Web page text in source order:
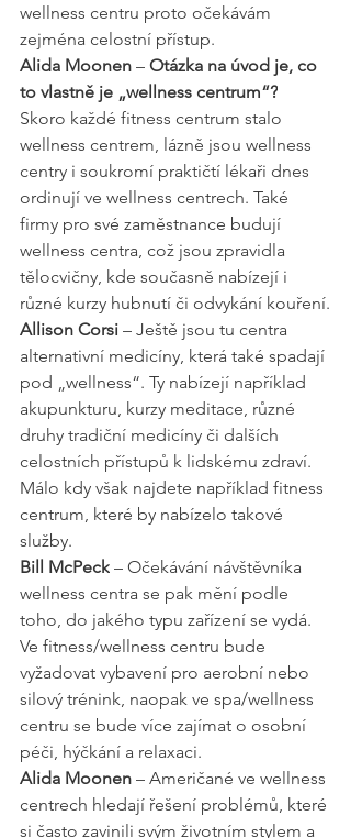
wellness centru proto očekávám
zejména celostní přístup.
Alida Moonen – Otázka na úvod je, co
to vlastně je „wellness centrum“?
Skoro každé fitness centrum stalo
wellness centrem, lázně jsou wellness
centry i soukromí praktičtí lékaři dnes
ordinují ve wellness centrech. Také
firmy pro své zaměstnance budují
wellness centra, což jsou zpravidla
tělocvičny, kde současně nabízejí i
různé kurzy hubnutí či odvykání kouření.
Allison Corsi – Ještě jsou tu centra
alternativní medicíny, která také spadají
pod „wellness“. Ty nabízejí například
akupunkturu, kurzy meditace, různé
druhy tradiční medicíny či dalších
celostních přístupů k lidskému zdraví.
Málo kdy však najdete například fitness
centrum, které by nabízelo takové
služby.
Bill McPeck – Očekávání návštěvníka
wellness centra se pak mění podle
toho, do jakého typu zařízení se vydá.
Ve fitness/wellness centru bude
vyžadovat vybavení pro aerobní nebo
silový trénink, naopak ve spa/wellness
centru se bude více zajímat o osobní
péči, hýčkání a relaxaci.
Alida Moonen – Američané ve wellness
centrech hledají řešení problémů, které
si často zavinili svým životním stylem a